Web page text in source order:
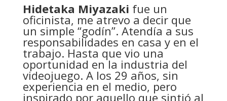
Hidetaka Miyazaki fue un
oficinista, me atrevo a decir que
un simple “godín”. Atendía a sus
responsabilidades en casa y en el
trabajo. Hasta que vio una
oportunidad en la industria del
videojuego. A los 29 años, sin
experiencia en el medio, pero
inspirado por aquello que sintió al